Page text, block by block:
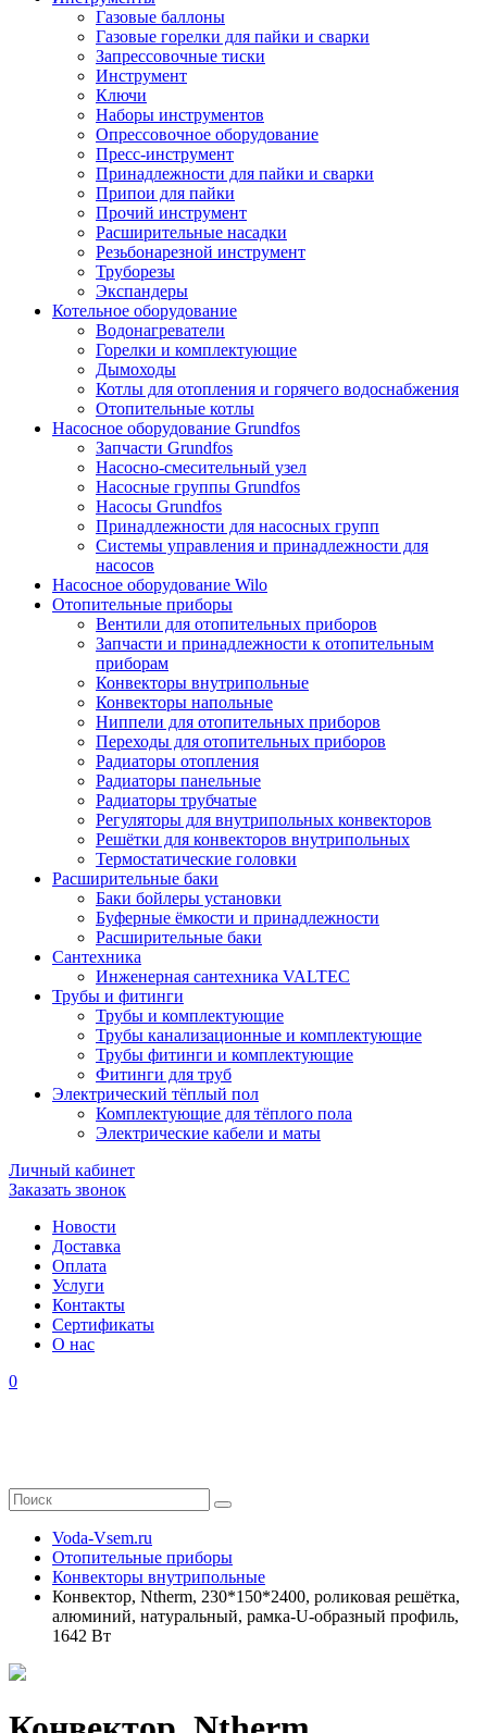
Газовые баллоны
Газовые горелки для пайки и сварки
Запрессовочные тиски
Инструмент
Ключи
Наборы инструментов
Опрессовочное оборудование
Пресс-инструмент
Принадлежности для пайки и сварки
Припои для пайки
Прочий инструмент
Расширительные насадки
Резьбонарезной инструмент
Труборезы
Экспандеры
Котельное оборудование
Водонагреватели
Горелки и комплектующие
Дымоходы
Котлы для отопления и горячего водоснабжения
Отопительные котлы
Насосное оборудование Grundfos
Запчасти Grundfos
Насосно-смесительный узел
Насосные группы Grundfos
Насосы Grundfos
Принадлежности для насосных групп
Системы управления и принадлежности для
насосов
Насосное оборудование Wilo
Отопительные приборы
Вентили для отопительных приборов
Запчасти и принадлежности к отопительным
приборам
Конвекторы внутрипольные
Конвекторы напольные
Ниппели для отопительных приборов
Переходы для отопительных приборов
Радиаторы отопления
Радиаторы панельные
Радиаторы трубчатые
Регуляторы для внутрипольных конвекторов
Решётки для конвекторов внутрипольных
Термостатические головки
Расширительные баки
Баки бойлеры установки
Буферные ёмкости и принадлежности
Расширительные баки
Сантехника
Инженерная сантехника VALTEC
Трубы и фитинги
Трубы и комплектующие
Трубы канализационные и комплектующие
Трубы фитинги и комплектующие
Фитинги для труб
Электрический тёплый пол
Комплектующие для тёплого пола
Электрические кабели и маты
Личный кабинет
Заказать звонок
Новости
Доставка
Оплата
Услуги
Контакты
Cертификаты
О нас
0
Voda-Vsem.ru
Отопительные приборы
Конвекторы внутрипольные
Конвектор, Ntherm, 230*150*2400, роликовая решётка,
алюминий, натуральный, рамка-U-образный профиль,
1642 Вт